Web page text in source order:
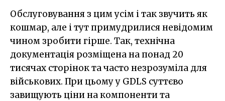
Обслуговування з цим усім і так звучить як
кошмар, але і тут примудрилися невідомим
чином зробити гірше. Так, технічна
документація розміщена на понад 20
тисячах сторінок та часто незрозуміла для
військових. При цьому у GDLS суттєво
завищують ціни на компоненти та